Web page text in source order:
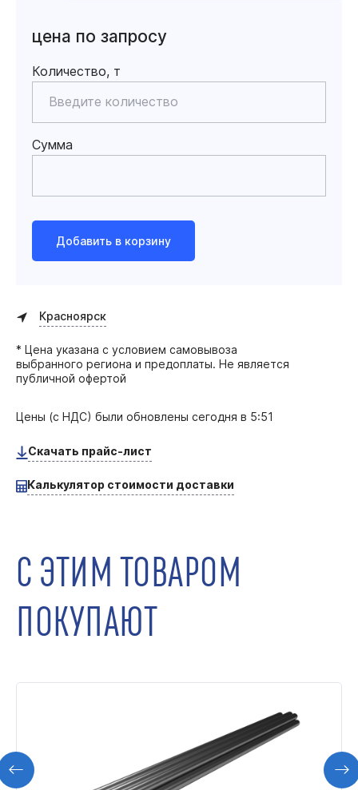
цена по запросу
Количество, т
Сумма
Добавить в корзину
Красноярск
* Цена указана с условием самовывоза
выбранного региона и предоплаты. Не является
публичной офертой
Цены (с НДС) были обновлены сегодня в 5:51
Скачать прайс-лист
Калькулятор стоимости доставки
С ЭТИМ ТОВАРОМ
ПОКУПАЮТ